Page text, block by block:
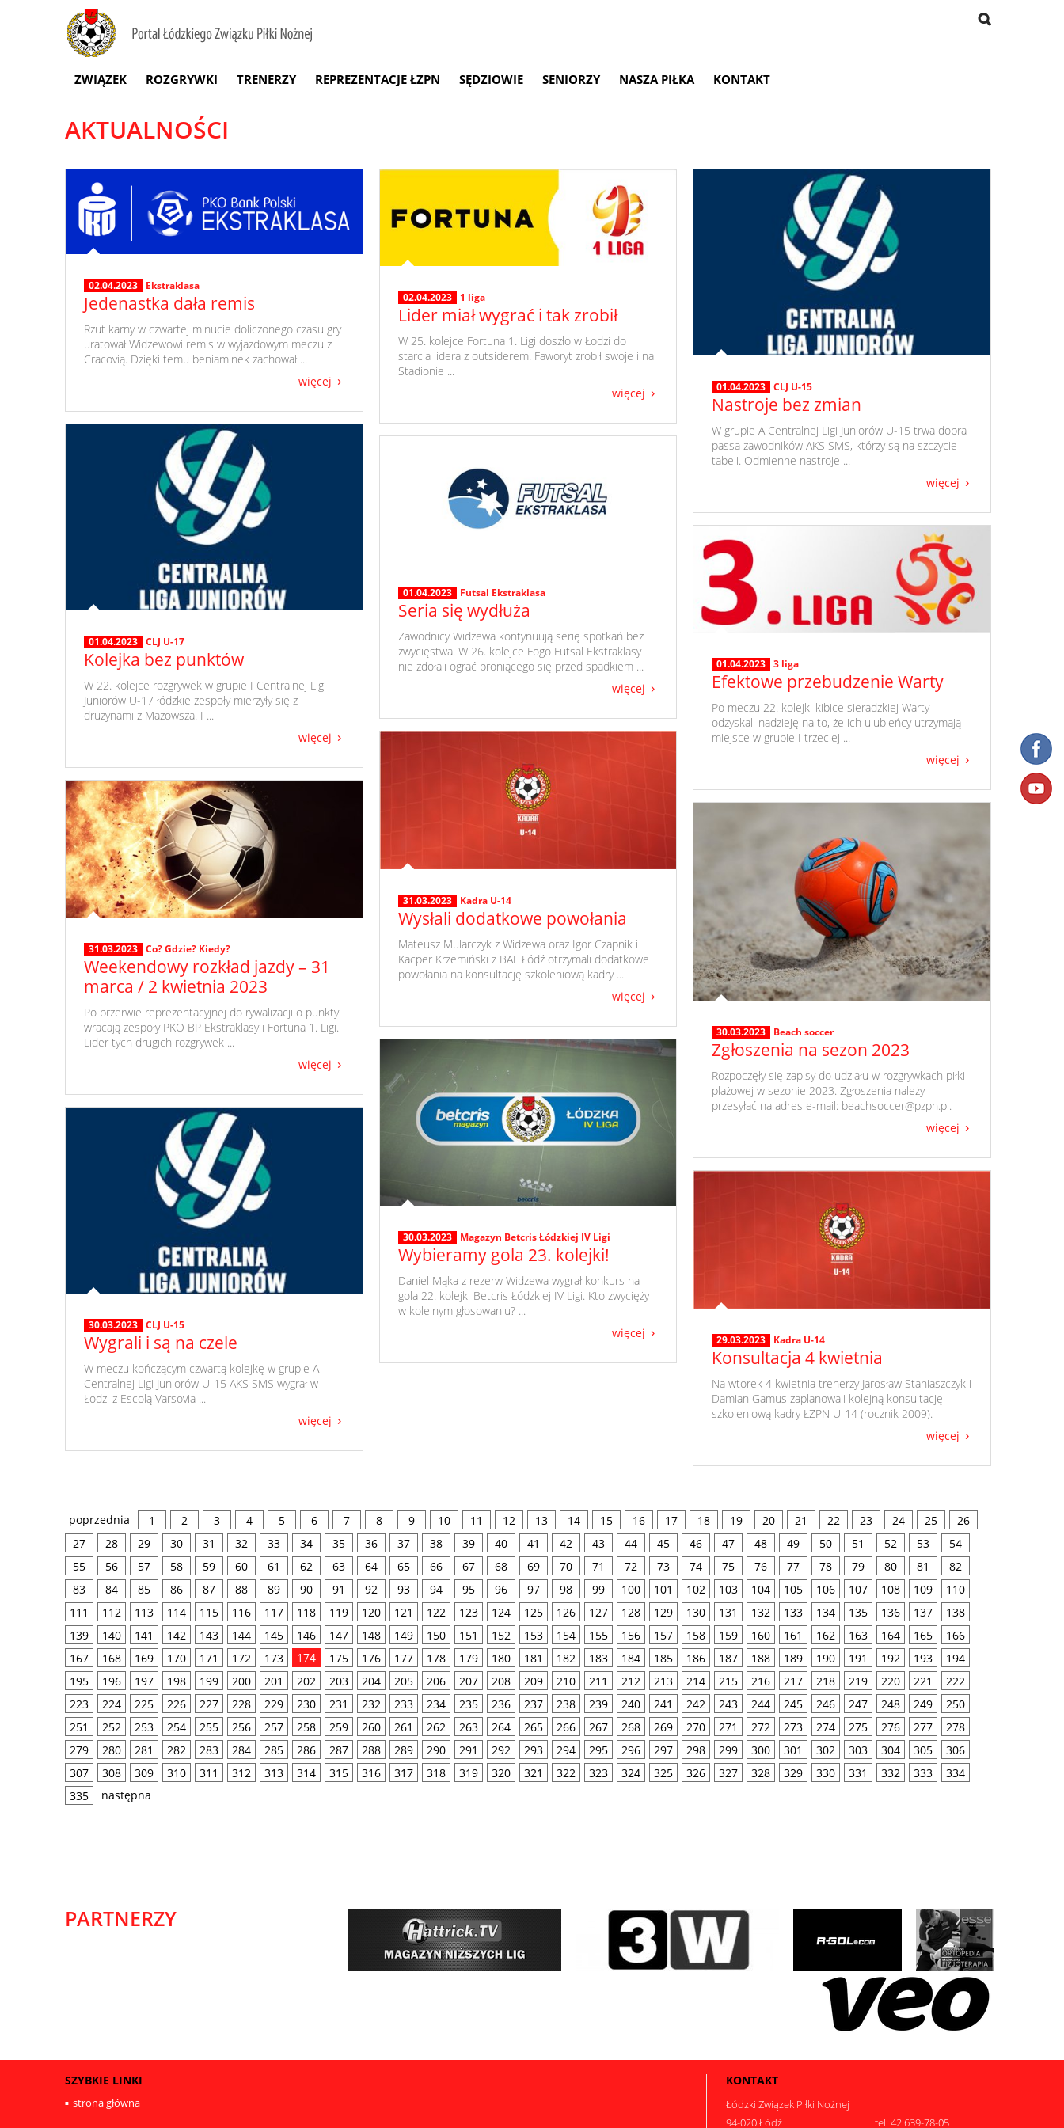
ZWIĄZEK ROZGRYWKI TRENERZY REPREZENTACJE ŁZPN SĘDZIOWIE SENIORZY NASZA PIŁKA KONTAKT
AKTUALNOŚCI
02.04.2023 Ekstraklasa
Jedenastka dała remis
​ Rzut karny w czwartej minucie doliczonego czasu gry
uratował Widzewowi remis w wyjazdowym meczu z
Cracovią. Dzięki temu beniaminek zachował ...
więcej
02.04.2023 1 liga
Lider miał wygrać i tak zrobił
​ W 25. kolejce Fortuna 1. Ligi doszło w Łodzi do
starcia lidera z outsiderem. Faworyt zrobił swoje i na
Stadionie ...
więcej
01.04.2023 CLJ U-15
Nastroje bez zmian
​ W grupie A Centralnej Ligi Juniorów U-15 trwa dobra
passa zawodników AKS SMS, którzy są na szczycie
tabeli. Odmienne nastroje ...
więcej
01.04.2023 CLJ U-17
Kolejka bez punktów
​ W 22. kolejce rozgrywek w grupie I Centralnej Ligi
Juniorów U-17 łódzkie zespoły mierzyły się z
drużynami z Mazowsza. I ...
więcej
01.04.2023 Futsal Ekstraklasa
Seria się wydłuża
​ Zawodnicy Widzewa kontynuują serię spotkań bez
zwycięstwa. W 26. kolejce Fogo Futsal Ekstraklasy
nie zdołali ograć broniącego się przed spadkiem ...
więcej
01.04.2023 3 liga
Efektowe przebudzenie Warty
​ Po meczu 22. kolejki kibice sieradzkiej Warty
odzyskali nadzieję na to, że ich ulubieńcy utrzymają
miejsce w grupie I trzeciej ...
więcej
31.03.2023 Kadra U-14
Wysłali dodatkowe powołania
​ Mateusz Mularczyk z Widzewa oraz Igor Czapnik i
Kacper Krzemiński z BAF Łódź otrzymali dodatkowe
powołania na konsultację szkoleniową kadry ...
więcej
31.03.2023 Co? Gdzie? Kiedy?
Weekendowy rozkład jazdy – 31
marca / 2 kwietnia 2023
​ Po przerwie reprezentacyjnej do rywalizacji o punkty
wracają zespoły PKO BP Ekstraklasy i Fortuna 1. Ligi.
Lider tych drugich rozgrywek ...
więcej
30.03.2023 Beach soccer
Zgłoszenia na sezon 2023
​ Rozpoczęły się zapisy do udziału w rozgrywkach piłki
plażowej w sezonie 2023. Zgłoszenia należy
przesyłać na adres e-mail: beachsoccer@pzpn.pl.
więcej
30.03.2023 Magazyn Betcris Łódzkiej IV Ligi
Wybieramy gola 23. kolejki!
​ Daniel Mąka z rezerw Widzewa wygrał konkurs na
gola 22. kolejki Betcris Łódzkiej IV Ligi. Kto zwycięży
w kolejnym głosowaniu? ...
więcej
30.03.2023 CLJ U-15
Wygrali i są na czele
​ W meczu kończącym czwartą kolejkę w grupie A
Centralnej Ligi Juniorów U-15 AKS SMS wygrał w
Łodzi z Escolą Varsovia ...
więcej
29.03.2023 Kadra U-14
Konsultacja 4 kwietnia
​ Na wtorek 4 kwietnia trenerzy Jarosław Staniaszczyk i
Damian Gamus zaplanowali kolejną konsultację
szkoleniową kadry ŁZPN U-14 (rocznik 2009).
więcej
poprzednia 1 2 3 4 5 6 7 8 9 10 11 12 13 14 15 16 17 18 19 20 21 22 23 24 25
26
27
28 29 30 31 32 33 34 35 36 37 38 39 40 41 42 43 44 45 46 47 48 49 50 51 52 53
54
55
56 57 58 59 60 61 62 63 64 65 66 67 68 69 70 71 72 73 74 75 76 77 78 79 80 81
82
83
84 85 86 87 88 89 90 91 92 93 94 95 96 97 98 99 100 101 102 103 104 105 106 107 108 109
110
111
112 113 114 115 116 117 118 119 120 121 122 123 124 125 126 127 128 129 130 131 132 133 134 135 136 137
138
139
140 141 142 143 144 145 146 147 148 149 150 151 152 153 154 155 156 157 158 159 160 161 162 163 164 165
166
167
168 169 170 171 172 173 174 175 176 177 178 179 180 181 182 183 184 185 186 187 188 189 190 191 192 193
194
195
196 197 198 199 200 201 202 203 204 205 206 207 208 209 210 211 212 213 214 215 216 217 218 219 220 221
222
223
224 225 226 227 228 229 230 231 232 233 234 235 236 237 238 239 240 241 242 243 244 245 246 247 248 249
250
251
252 253 254 255 256 257 258 259 260 261 262 263 264 265 266 267 268 269 270 271 272 273 274 275 276 277
278
279
280 281 282 283 284 285 286 287 288 289 290 291 292 293 294 295 296 297 298 299 300 301 302 303 304 305
306
307
308 309 310 311 312 313 314 315 316 317 318 319 320 321 322 323 324 325 326 327 328 329 330 331 332 333
334
335
następna
PARTNERZY
SZYBKIE LINKI
strona główna
KONTAKT
Łódzki Związek Piłki Nożnej
94-020 Łódź
tel: 42 639-78-05